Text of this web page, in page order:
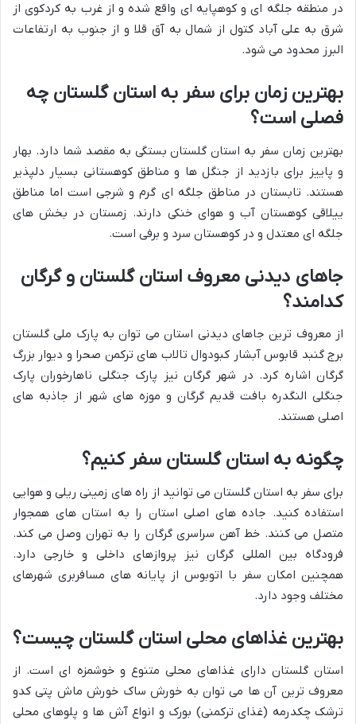
در منطقه جلگه ای و کوهپایه ای واقع شده و از غرب به کردکوی از
شرق به علی آباد کتول از شمال به آق قلا و از جنوب به ارتفاعات
البرز محدود می شود.
بهترین زمان برای سفر به استان گلستان چه
فصلی است؟
بهترین زمان سفر به استان گلستان بستگی به مقصد شما دارد. بهار
و پاییز برای بازدید از جنگل ها و مناطق کوهستانی بسیار دلپذیر
هستند. تابستان در مناطق جلگه ای گرم و شرجی است اما مناطق
ییلاقی کوهستان آب و هوای خنکی دارند. زمستان در بخش های
جلگه ای معتدل و در کوهستان سرد و برفی است.
جاهای دیدنی معروف استان گلستان و گرگان
کدامند؟
از معروف ترین جاهای دیدنی استان می توان به پارک ملی گلستان
برج گنبد قابوس آبشار کبودوال تالاب های ترکمن صحرا و دیوار بزرگ
گرگان اشاره کرد. در شهر گرگان نیز پارک جنگلی ناهارخوران پارک
جنگلی النگدره بافت قدیم گرگان و موزه های شهر از جاذبه های
اصلی هستند.
چگونه به استان گلستان سفر کنیم؟
برای سفر به استان گلستان می توانید از راه های زمینی ریلی و هوایی
استفاده کنید. جاده های اصلی استان را به استان های همجوار
متصل می کنند. خط آهن سراسری گرگان را به تهران وصل می کند.
فرودگاه بین المللی گرگان نیز پروازهای داخلی و خارجی دارد.
همچنین امکان سفر با اتوبوس از پایانه های مسافربری شهرهای
مختلف وجود دارد.
بهترین غذاهای محلی استان گلستان چیست؟
استان گلستان دارای غذاهای محلی متنوع و خوشمزه ای است. از
معروف ترین آن ها می توان به خورش ساک خورش ماش پتی کدو
ترشک چکدرمه (غذای ترکمنی) بورک و انواع آش ها و پلوهای محلی